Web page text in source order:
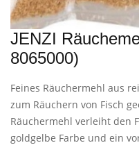
JENZI
8065000)
Feines Räuchermehl aus
zum Räuchern von Fisch
Räuchermehl verleiht den
goldgelbe Farbe und ein